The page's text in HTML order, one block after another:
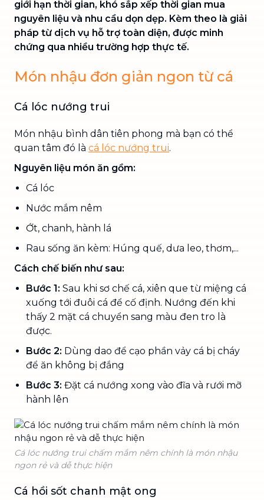
giới hạn thời gian, khó sắp xếp thời gian mua
nguyên liệu và nhu cầu dọn dẹp. Kèm theo là giải
pháp từ dịch vụ hỗ trợ toàn diện, được minh
chứng qua nhiều trường hợp thực tế.
Món nhậu đơn giản ngon từ cá
Cá lóc nướng trui
Món nhậu bình dân tiên phong mà bạn có thể
quan tâm đó là cá lóc nướng trui.
Nguyên liệu món ăn gồm:
Cá lóc
Nước mắm nêm
Ớt, chanh, hành lá
Rau sống ăn kèm: Húng quế, dưa leo, thơm,...
Cách chế biến như sau:
Bước 1: Sau khi sơ chế cá, xiên que từ miệng cá
xuống tới đuôi cá để cố định. Nướng đến khi
thấy 2 mặt cá chuyển sang màu đen tro là
được.
Bước 2: Dùng dao để cạo phần vảy cá bị cháy
để ăn không bị đắng
Bước 3: Đặt cá nướng xong vào đĩa và rưới mỡ
hành lên
Cá lóc nướng trui chấm mắm nêm chính là món nhậu
ngon rẻ và dễ thực hiện
Cá hồi sốt chanh mật ong